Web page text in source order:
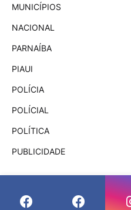
MUNICÍPIOS
NACIONAL
PARNAÍBA
PIAUI
POLÍCIA
POLÍCIAL
POLÍTICA
PUBLICIDADE